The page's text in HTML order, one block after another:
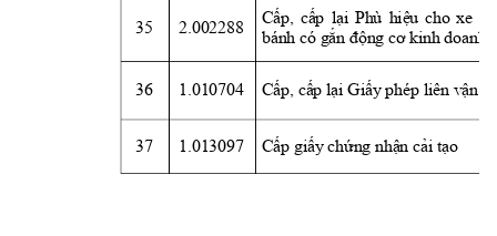
35 2.002288
Cấp, cấp lại Phù hiệu cho xe
bánh có gắn động cơ kinh doanh
36 1.010704 Cấp, cấp lại Giấy phép liên vận
37 1.013097 Cấp giấy chứng nhận cải tạo